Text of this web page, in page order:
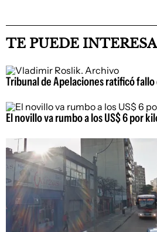
TE PUEDE
Tribunal de Apelaciones ratificó fallo
El novillo va rumbo a los US$ 6 por